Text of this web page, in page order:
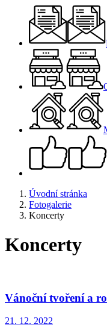
Úvodní stránka
Fotogalerie
Koncerty
Koncerty
Vánoční tvoření a
21. 12. 2022